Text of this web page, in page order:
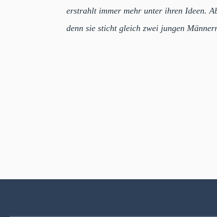
erstrahlt immer mehr unter ihren Ideen.
denn sie sticht gleich zwei jungen